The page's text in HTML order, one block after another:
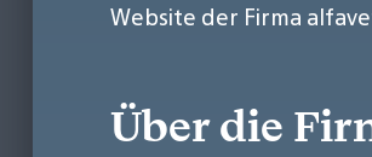
Website der Firma
Über die